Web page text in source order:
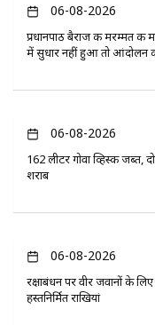
06-08-2026
प्रधानपाठ बैराज की मरम्मत
में सुधार नहीं हुआ तो आंदोलन
06-08-2026
162 लीटर गोवा व्हिस्की
शराब
06-08-2026
रक्षाबंधन पर वीर जवानों के
हस्तनिर्मित राखियां